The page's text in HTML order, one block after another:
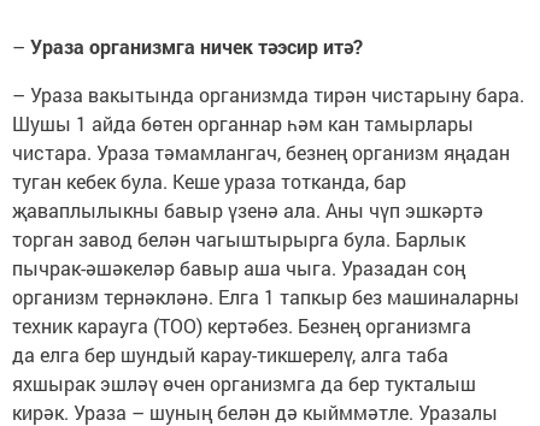
– Ураза организмга ничек тәэсир итә?
– Ураза вакытында организмда тирән чистарыну бара.
Шушы 1 айда бөтен органнар һәм кан тамырлары
чистара. Ураза тәмамлангач, безнең организм яңадан
туган кебек була. Кеше ураза тотканда, бар
җаваплылыкны бавыр үзенә ала. Аны чүп эшкәртә
торган завод белән чагыштырырга була. Барлык
пычрак-әшәкеләр бавыр аша чыга. Уразадан соң
организм тернәкләнә. Елга 1 тапкыр без машиналарны
техник карауга (ТОО) кертәбез. Безнең организмга
да елга бер шундый карау-тикшерелү, алга таба
яхшырак эшләү өчен организмга да бер тукталыш
кирәк. Ураза – шуның белән дә кыйммәтле. Уразалы